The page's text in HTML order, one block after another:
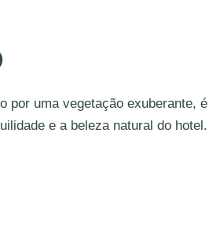
por uma vegetação exuberante,
e a beleza natural do hotel.